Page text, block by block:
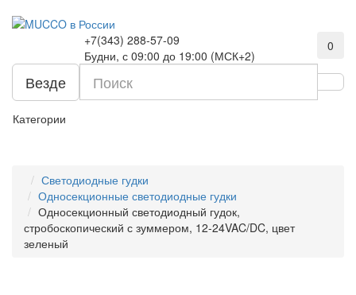
+7(343) 288-57-09
Будни, с 09:00 до 19:00 (МСК+2)
0
Везде
Категории
Светодиодные гудки
Односекционные светодиодные гудки
Односекционный светодиодный гудок,
стробоскопический с зуммером, 12-24VAC/DC, цвет
зеленый